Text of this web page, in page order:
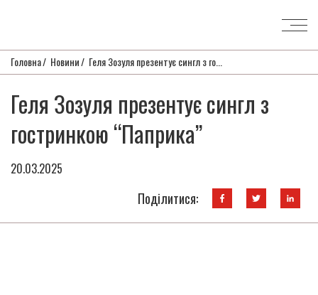
Головна Новини Геля Зозуля презентує сингл з го...
Геля Зозуля презентує сингл з
гостринкою “Паприка”
20.03.2025
Поділитися: